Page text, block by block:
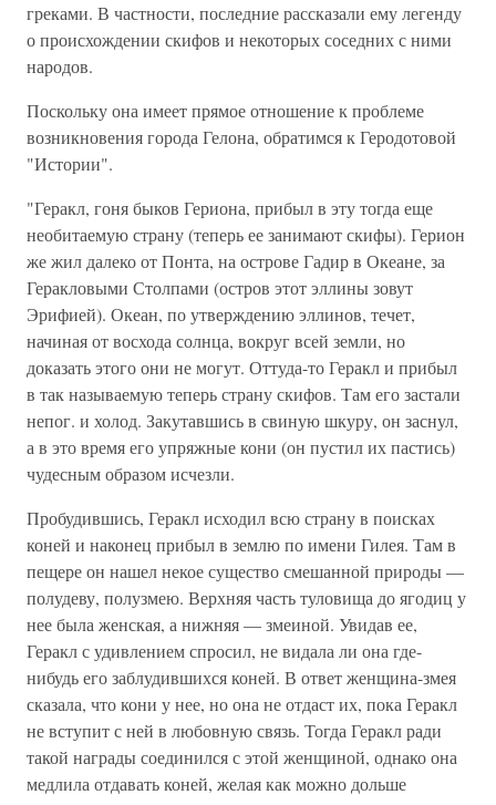
греками. В частности, последние рассказали ему легенду
о происхождении скифов и некоторых соседних с ними
народов.
Поскольку она имеет прямое отношение к проблеме
возникновения города Гелона, обратимся к Геродотовой
"Истории".
"Геракл, гоня быков Гериона, прибыл в эту тогда еще
необитаемую страну (теперь ее занимают скифы). Герион
же жил далеко от Понта, на острове Гадир в Океане, за
Геракловыми Столпами (остров этот эллины зовут
Эрифией). Океан, по утверждению эллинов, течет,
начиная от восхода солнца, вокруг всей земли, но
доказать этого они не могут. Оттуда-то Геракл и прибыл
в так называемую теперь страну скифов. Там его застали
непог. и холод. Закутавшись в свиную шкуру, он заснул,
а в это время его упряжные кони (он пустил их пастись)
чудесным образом исчезли.
Пробудившись, Геракл исходил всю страну в поисках
коней и наконец прибыл в землю по имени Гилея. Там в
пещере он нашел некое существо смешанной природы —
полудеву, полузмею. Верхняя часть туловища до ягодиц у
нее была женская, а нижняя — змеиной. Увидав ее,
Геракл с удивлением спросил, не видала ли она где-
нибудь его заблудившихся коней. В ответ женщина-змея
сказала, что кони у нее, но она не отдаст их, пока Геракл
не вступит с ней в любовную связь. Тогда Геракл ради
такой награды соединился с этой женщиной, однако она
медлила отдавать коней, желая как можно дольше